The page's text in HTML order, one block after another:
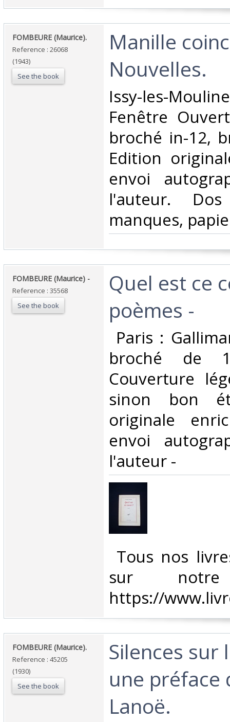
‎FOMBEURE (Maurice).‎
Reference : 26068
(1943)
See the book
‎Manille
Nouvelles.‎
‎Issy-les-
Fenêtre
broché in-12,
Edition
envoi
l'auteur.
manques,
‎FOMBEURE (Maurice) - ‎
Reference : 35568
See the book
‎Quel est ce
poèmes - ‎
Paris :
broché de
Couverture
sinon bon
originale
envoi
l'auteur - ‎
Tous nos
sur
https://
‎FOMBEURE (Maurice).‎
Reference : 45205
(1930)
See the book
‎Silences sur
une préface
Lanoë.‎